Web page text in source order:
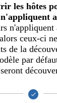
les hôtes
n'appliquent
ceux-ci
de la
par